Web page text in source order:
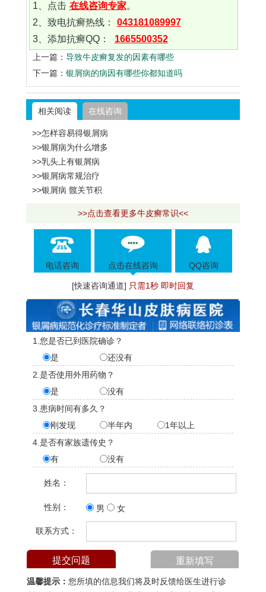
1、点击 在线咨询专家。
2、致电抗癣热线：
043181089997
3、添加抗癣QQ：
1665500352
上一篇： 导致牛皮癣复发的因素有哪些
下一篇： 银屑病的病因有哪些你都知道吗
相关阅读 在线咨询
>>怎样容易得银屑病
>>银屑病为什么增多
>>乳头上有银屑病
>>银屑病常规治疗
>>银屑病 髋关节积
>>点击查看更多牛皮癣常识<<
电话咨询 点击在线咨询 QQ咨询
[快速咨询通道] 只需1秒 即时回复
1.您是否已到医院确诊？
是
还没有
2.是否使用外用药物？
是
没有
3.患病时间有多久？
刚发现
半年内
1年以上
4.是否有家族遗传史？
有
没有
姓名：
性别： 男 女
联系方式：
温馨提示： 您所填的信息我们将及时反馈给医生进行诊